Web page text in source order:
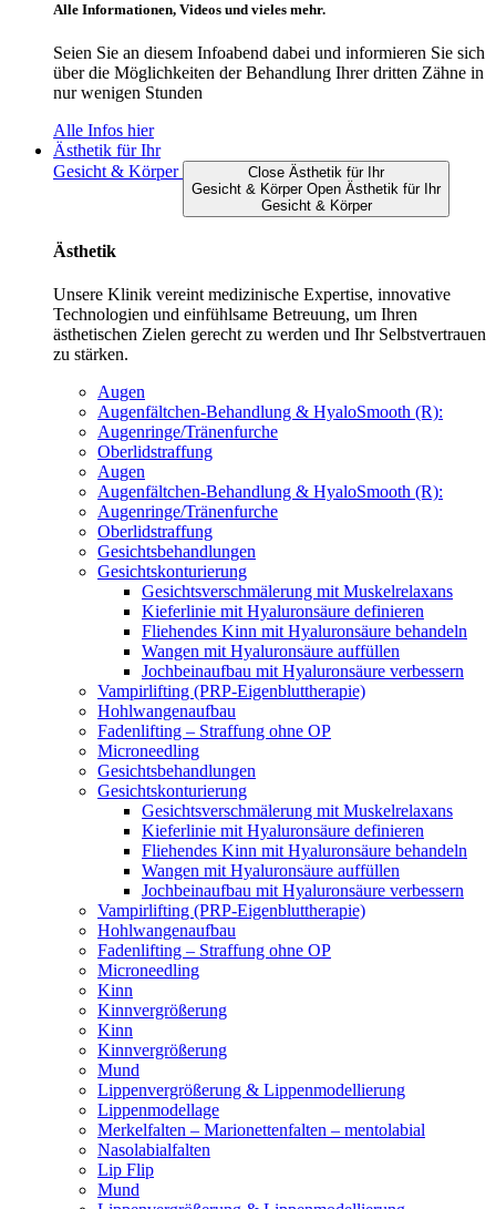
Alle Informationen, Videos und vieles mehr.
Seien Sie an diesem Infoabend dabei und informieren Sie sich
über die Möglichkeiten der Behandlung Ihrer dritten Zähne in
nur wenigen Stunden
Alle Infos hier
Ästhetik für Ihr
Gesicht & Körper
Close Ästhetik für Ihr
Gesicht & Körper Open Ästhetik für Ihr
Gesicht & Körper
Ästhetik
Unsere Klinik vereint medizinische Expertise, innovative
Technologien und einfühlsame Betreuung, um Ihren
ästhetischen Zielen gerecht zu werden und Ihr Selbstvertrauen
zu stärken.
Augen
Augenfältchen-Behandlung & HyaloSmooth (R):
Augenringe/Tränenfurche
Oberlidstraffung
Augen
Augenfältchen-Behandlung & HyaloSmooth (R):
Augenringe/Tränenfurche
Oberlidstraffung
Gesichtsbehandlungen
Gesichtskonturierung
Gesichtsverschmälerung mit Muskelrelaxans
Kieferlinie mit Hyaluronsäure definieren
Fliehendes Kinn mit Hyaluronsäure behandeln
Wangen mit Hyaluronsäure auffüllen
Jochbeinaufbau mit Hyaluronsäure verbessern
Vampirlifting (PRP-Eigenbluttherapie)
Hohlwangenaufbau
Fadenlifting – Straffung ohne OP
Microneedling
Gesichtsbehandlungen
Gesichtskonturierung
Gesichtsverschmälerung mit Muskelrelaxans
Kieferlinie mit Hyaluronsäure definieren
Fliehendes Kinn mit Hyaluronsäure behandeln
Wangen mit Hyaluronsäure auffüllen
Jochbeinaufbau mit Hyaluronsäure verbessern
Vampirlifting (PRP-Eigenbluttherapie)
Hohlwangenaufbau
Fadenlifting – Straffung ohne OP
Microneedling
Kinn
Kinnvergrößerung
Kinn
Kinnvergrößerung
Mund
Lippenvergrößerung & Lippenmodellierung
Lippenmodellage
Merkelfalten – Marionettenfalten – mentolabial
Nasolabialfalten
Lip Flip
Mund